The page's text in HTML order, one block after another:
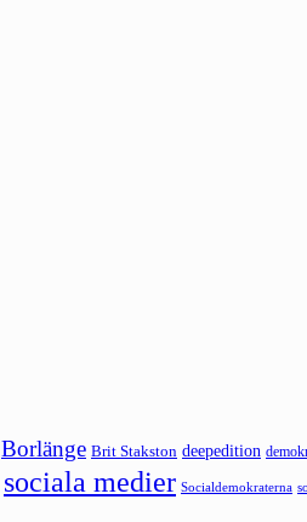
Borlänge Brit Stakston deepedition
sociala medier Socialdemokraterna